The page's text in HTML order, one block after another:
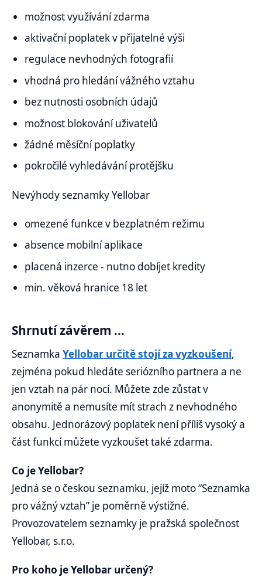
možnost využívání zdarma
aktivační poplatek v přijatelné výši
regulace nevhodných fotografií
vhodná pro hledání vážného vztahu
bez nutnosti osobních údajů
možnost blokování uživatelů
žádné měsíční poplatky
pokročilé vyhledávání protějšku
Nevýhody seznamky Yellobar
omezené funkce v bezplatném režimu
absence mobilní aplikace
placená inzerce - nutno dobíjet kredity
min. věková hranice 18 let
Shrnutí závěrem ...
Seznamka Yellobar určitě stojí za vyzkoušení,
zejména pokud hledáte seriózního partnera a ne
jen vztah na pár nocí. Můžete zde zůstat v
anonymitě a nemusíte mít strach z nevhodného
obsahu. Jednorázový poplatek není příliš vysoký a
část funkcí můžete vyzkoušet také zdarma.
Co je Yellobar?
Jedná se o českou seznamku, jejíž moto “Seznamka
pro vážný vztah” je poměrně výstižné.
Provozovatelem seznamky je pražská společnost
Yellobar, s.r.o.
Pro koho je Yellobar určený?